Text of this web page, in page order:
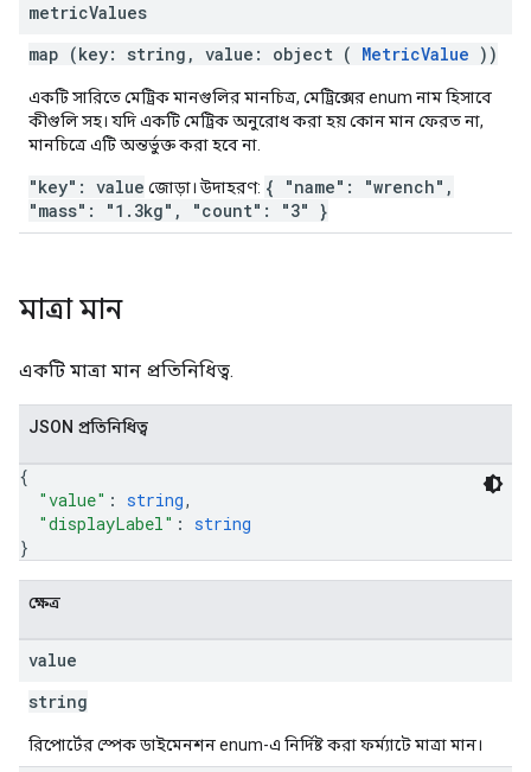
metricValues
map (key: string, value: object ( MetricValue ))
একটি সারিতে মেট্রিক মানগুলির মানচিত্র, মেট্রিক্সের enum নাম হিসাবে
কীগুলি সহ। যদি একটি মেট্রিক অনুরোধ করা হয় কোন মান ফেরত না,
মানচিত্রে এটি অন্তর্ভুক্ত করা হবে না.
"key": value জোড়া। উদাহরণ: { "name": "wrench",
"mass": "1.3kg", "count": "3" }
মাত্রা মান
একটি মাত্রা মান প্রতিনিধিত্ব.
JSON প্রতিনিধিত্ব
{
"value" : string,
"displayLabel" : string
}
ক্ষেত্র
value
string
রিপোর্টের স্পেক ডাইমেনশন enum-এ নির্দিষ্ট করা ফর্ম্যাটে মাত্রা মান।